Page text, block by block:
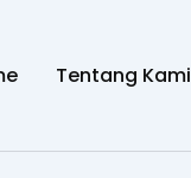
Tentang Kami